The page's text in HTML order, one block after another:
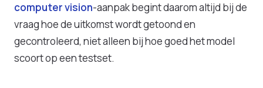
computer vision-aanpak begint daarom altijd bij de
vraag hoe de uitkomst wordt getoond en
gecontroleerd, niet alleen bij hoe goed het model
scoort op een testset.